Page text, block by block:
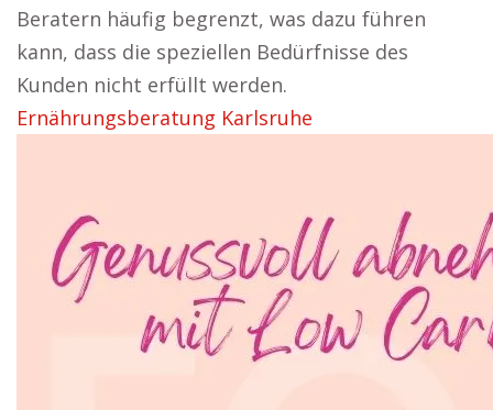
Beratern häufig begrenzt, was dazu führen
kann, dass die speziellen Bedürfnisse des
Kunden nicht erfüllt werden.
Ernährungsberatung Karlsruhe